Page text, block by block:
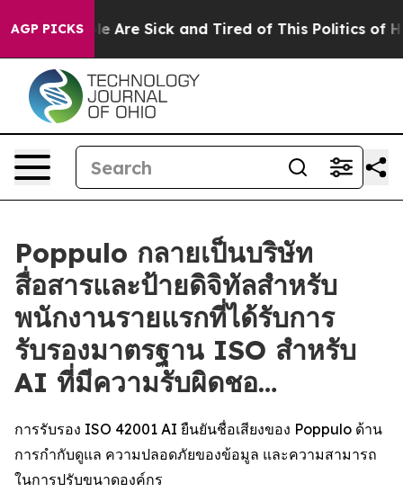
AGP PICKS
“People Are Sick and Tired of This Politics of
Poppulo กลายเป็นบริษัท
สื่อสารและป้ายดิจิทัลสำหรับ
พนักงานรายแรกที่ได้รับการ
รับรองมาตรฐาน ISO สำหรับ
AI ที่มีความรับผิดชอ…
การรับรอง ISO 42001 AI ยืนยันชื่อเสียงของ Poppulo ด้าน
การกำกับดูแล ความปลอดภัยของข้อมูล และความสามารถ
ในการปรับขนาดองค์กร